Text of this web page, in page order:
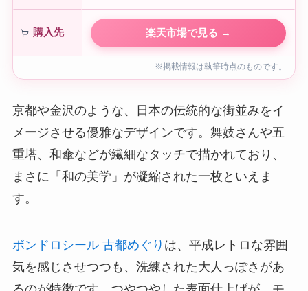
購入先 楽天市場で見る →
※掲載情報は執筆時点のものです。
京都や金沢のような、日本の伝統的な街並みをイ
メージさせる優雅なデザインです。舞妓さんや五
重塔、和傘などが繊細なタッチで描かれており、
まさに「和の美学」が凝縮された一枚といえま
す。
ボンドロシール 古都めぐり は、平成レトロな雰囲
気を感じさせつつも、洗練された大人っぽさがあ